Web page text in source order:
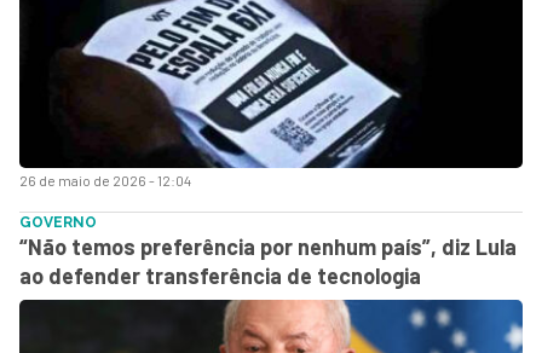
26 de maio de 2026 - 12:04
GOVERNO
“Não temos preferência por nenhum país”, diz Lula
ao defender transferência de tecnologia